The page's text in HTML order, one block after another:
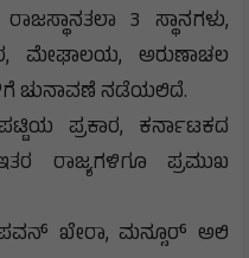
3 ಸ್ಥಾನಗಳು,
ಮೇಘಾಲಯ, ಅರುಣಾಚಲ
ಚುನಾವಣೆ ನಡೆಯಲಿದೆ.
ಪ್ರಕಾರ, ಕರ್ನಾಟಕದ
ರಾಜ್ಯಗಳಿಗೂ ಪ್ರಮುಖ
ಪವನ್ ಖೇರಾ, ಮನ್ಸೂರ್ ಅಲಿ